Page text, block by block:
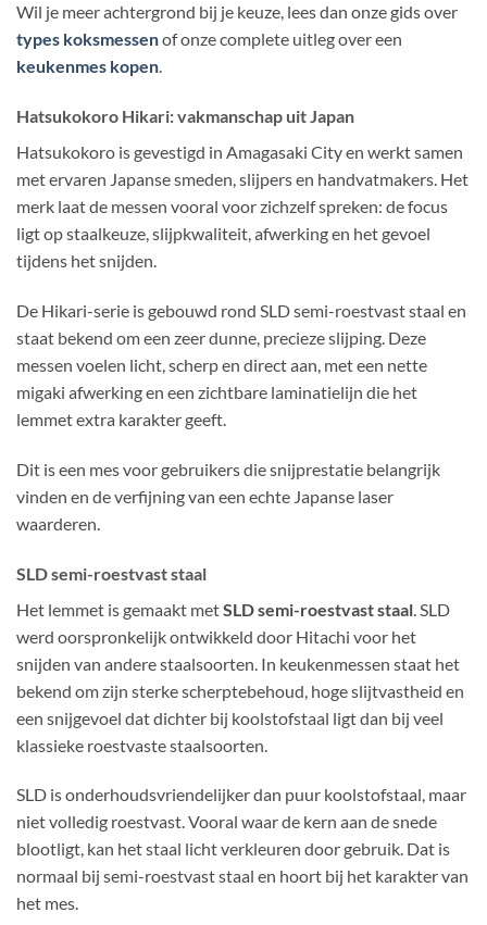
Wil je meer achtergrond bij je keuze, lees dan onze gids over
types koksmessenof onze complete uitleg over een
keukenmes kopen.
Hatsukokoro Hikari: vakmanschap uit Japan
Hatsukokoro is gevestigd in Amagasaki City en werkt samen
met ervaren Japanse smeden, slijpers en handvatmakers. Het
merk laat de messen vooral voor zichzelf spreken: de focus
ligt op staalkeuze, slijpkwaliteit, afwerking en het gevoel
tijdens het snijden.
De Hikari-serie is gebouwd rond SLD semi-roestvast staal en
staat bekend om een zeer dunne, precieze slijping. Deze
messen voelen licht, scherp en direct aan, met een nette
migaki afwerking en een zichtbare laminatielijn die het
lemmet extra karakter geeft.
Dit is een mes voor gebruikers die snijprestatie belangrijk
vinden en de verfijning van een echte Japanse laser
waarderen.
SLD semi-roestvast staal
Het lemmet is gemaakt metSLD semi-roestvast staal . SLD
werd oorspronkelijk ontwikkeld door Hitachi voor het
snijden van andere staalsoorten. In keukenmessen staat het
bekend om zijn sterke scherptebehoud, hoge slijtvastheid en
een snijgevoel dat dichter bij koolstofstaal ligt dan bij veel
klassieke roestvaste staalsoorten.
SLD is onderhoudsvriendelijker dan puur koolstofstaal, maar
niet volledig roestvast. Vooral waar de kern aan de snede
blootligt, kan het staal licht verkleuren door gebruik. Dat is
normaal bij semi-roestvast staal en hoort bij het karakter van
het mes.